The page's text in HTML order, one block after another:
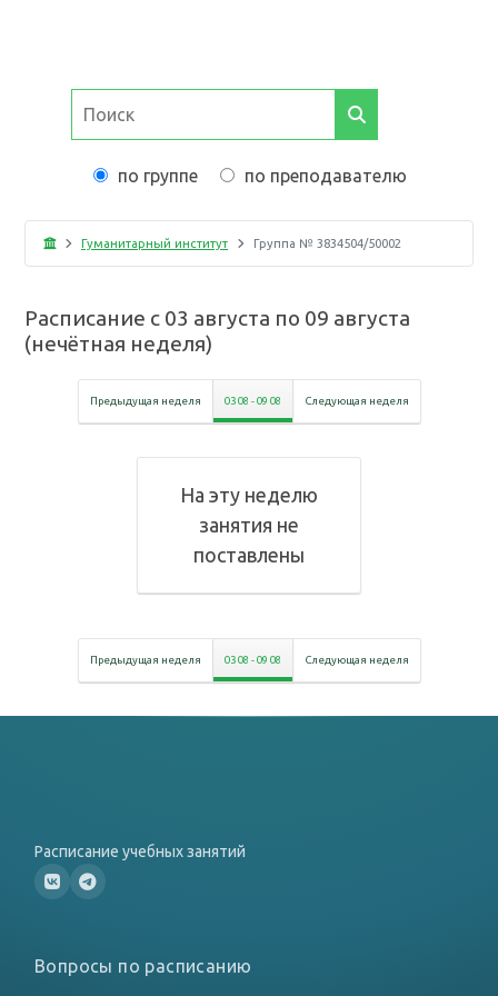
по группе по преподавателю
Гуманитарный институт Группа № 3834504/50002
Расписание с 03 августа по 09 августа
(нечётная неделя)
Предыдущая неделя 03 08 -09 08 Следующая неделя
На эту неделю
занятия не
поставлены
Предыдущая неделя 03 08 -09 08 Следующая неделя
Расписание учебных занятий
Вопросы по расписанию